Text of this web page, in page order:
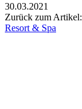
30.03.2021
Zurück zum Artikel:
Resort & Spa